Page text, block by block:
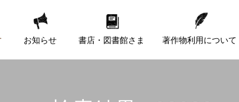
お知らせ 書店・図書館さま 著作物利用について